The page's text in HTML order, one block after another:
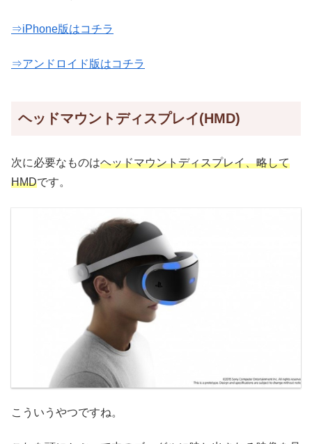
⇒iPhone版はコチラ
⇒アンドロイド版はコチラ
ヘッドマウントディスプレイ(HMD)
次に必要なものはヘッドマウントディスプレイ、略して
HMDです。
こういうやつですね。